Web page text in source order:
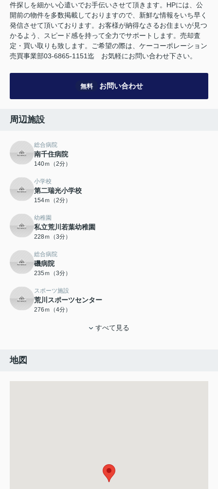
件探しを細かい心遣いでお手伝いさせて頂きます。HPには、公
開前の物件を多数掲載しておりますので、新鮮な情報をいち早く
発信させて頂いております。お客様が納得なさるお住まいが見つ
かるよう、スピード感を持って全力でサポートします。売却査
定・買い取りも致します。ご希望の際は、ケーコーポレーション
売買事業部03-6865-1151迄 お気軽にお問い合わせ下さい。
無料 お問い合わせ
周辺施設
総合病院
南千住病院
140ｍ（2分）
小学校
第二瑞光小学校
154ｍ（2分）
幼稚園
私立荒川若葉幼稚園
228ｍ（3分）
総合病院
磯病院
235ｍ（3分）
スポーツ施設
荒川スポーツセンター
276ｍ（4分）
すべて見る
地図